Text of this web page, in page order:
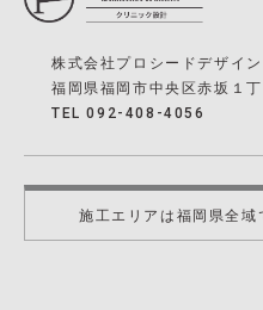
株式会社プロシードデザイ
福岡県福岡市中央区赤坂１
TEL 092-408-4056
施工エリアは福岡県全域